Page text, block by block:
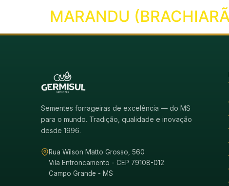
MARANDU
Sementes forrageiras de excelência — do MS
para o mundo. Tradição, qualidade e inovação
desde 1996.
Rua Wilson Matto Grosso, 560
Vila Entroncamento - CEP 79108-012
Campo Grande - MS